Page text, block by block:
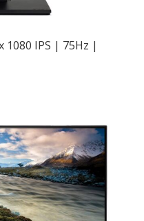
1080 IPS | 75Hz |